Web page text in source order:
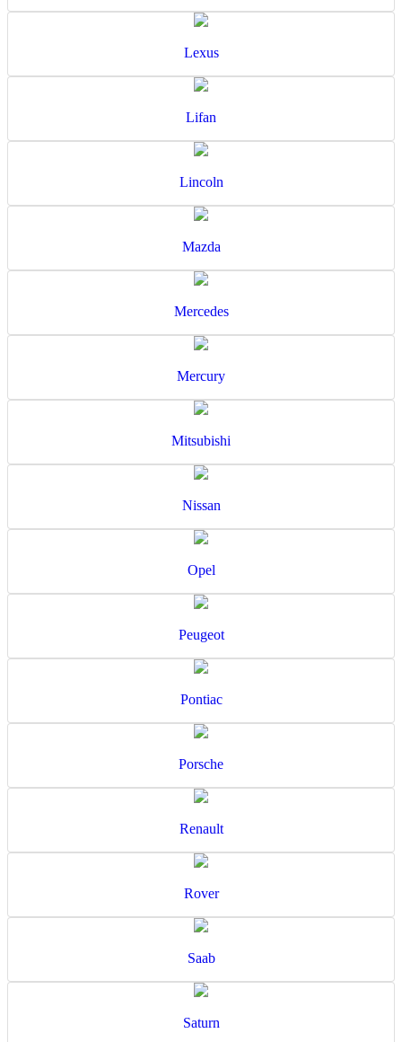
Lexus
Lifan
Lincoln
Mazda
Mercedes
Mercury
Mitsubishi
Nissan
Opel
Peugeot
Pontiac
Porsche
Renault
Rover
Saab
Saturn